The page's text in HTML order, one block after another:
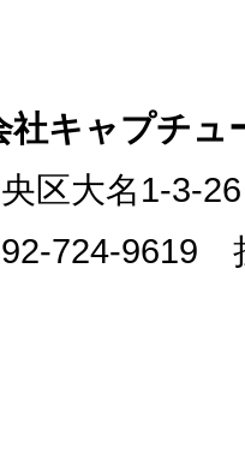
社キャプチュ
区大名1-3-
724-9619